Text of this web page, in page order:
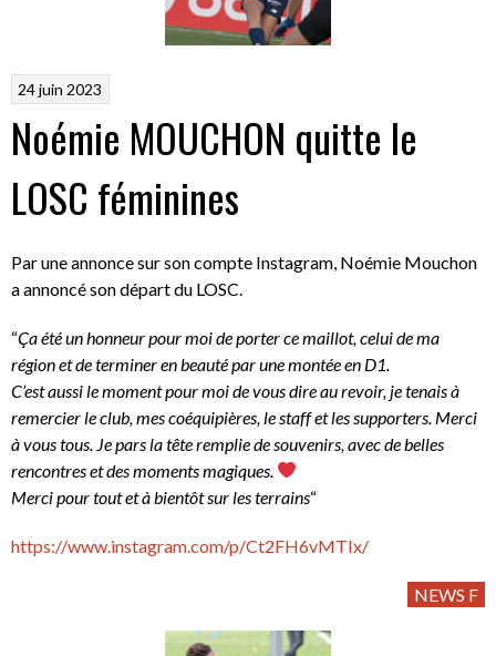
24 juin 2023
Noémie MOUCHON quitte le
LOSC féminines
Par une annonce sur son compte Instagram, Noémie Mouchon
a annoncé son départ du LOSC.
“Ça été un honneur pour moi de porter ce maillot, celui de ma
région et de terminer en beauté par une montée en D1.
C’est aussi le moment pour moi de vous dire au revoir, je tenais à
remercier le club, mes coéquipières, le staff et les supporters. Merci
à vous tous. Je pars la tête remplie de souvenirs, avec de belles
rencontres et des moments magiques.
Merci pour tout et à bientôt sur les terrains“
https://www.instagram.com/p/Ct2FH6vMTIx/
NEWS F